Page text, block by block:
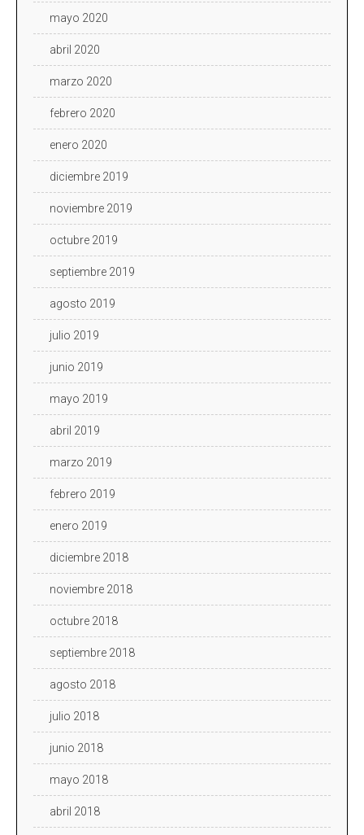
mayo 2020
abril 2020
marzo 2020
febrero 2020
enero 2020
diciembre 2019
noviembre 2019
octubre 2019
septiembre 2019
agosto 2019
julio 2019
junio 2019
mayo 2019
abril 2019
marzo 2019
febrero 2019
enero 2019
diciembre 2018
noviembre 2018
octubre 2018
septiembre 2018
agosto 2018
julio 2018
junio 2018
mayo 2018
abril 2018